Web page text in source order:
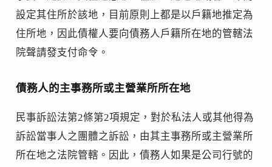
設定其住所於該地，目前原則上都是以戶籍地推定為
住所地，因此債權人要向債務人戶籍所在地的管轄法
院聲請發支付命令。
債務人的主事務所或主營業所所在地
民事訴訟法第2條第2項規定，對於私法人或其他得為
訴訟當事人之團體之訴訟，由其主事務所或主營業所
所在地之法院管轄。因此，債務人如果是公司行號的